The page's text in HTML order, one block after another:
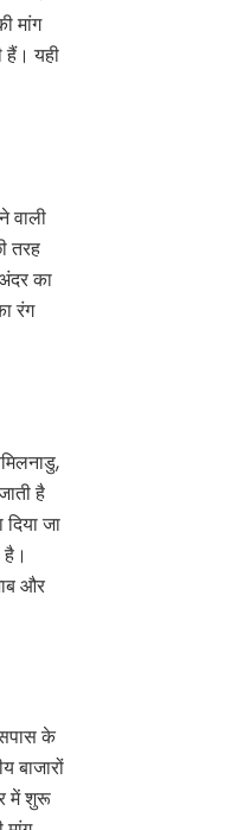
मांग
हैं। यही
वाली
तरह
का
रंग
है
जा
और
के
बाजारों
में शुरू